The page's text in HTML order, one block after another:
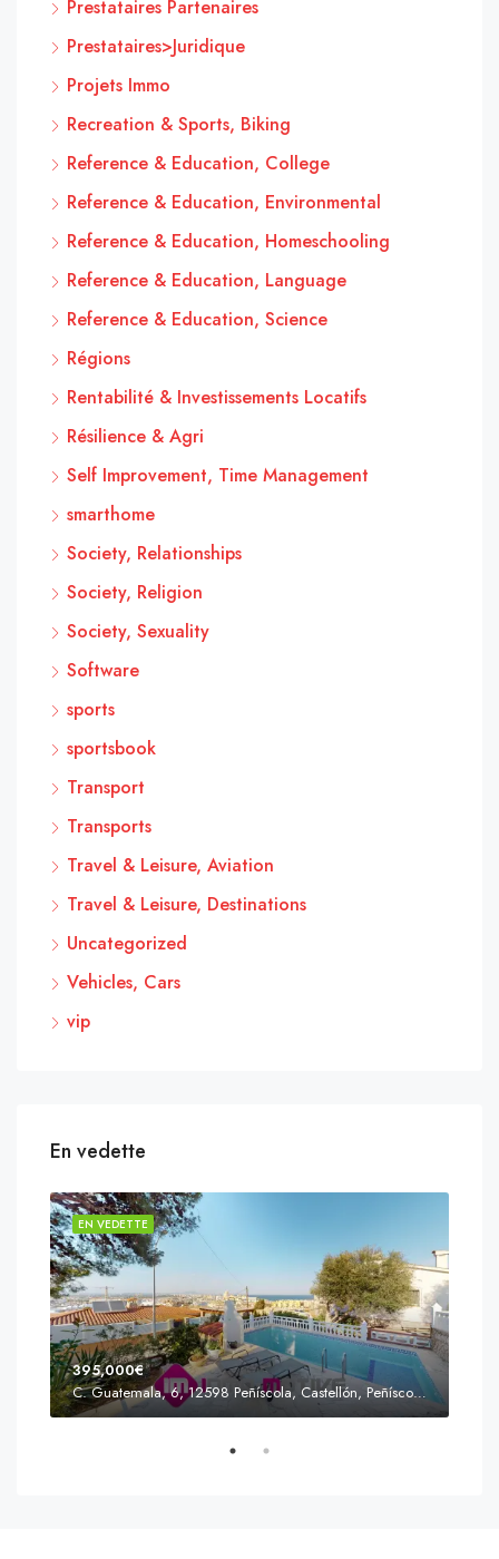
Prestataires Partenaires
Prestataires>Juridique
Projets Immo
Recreation & Sports, Biking
Reference & Education, College
Reference & Education, Environmental
Reference & Education, Homeschooling
Reference & Education, Language
Reference & Education, Science
Régions
Rentabilité & Investissements Locatifs
Résilience & Agri
Self Improvement, Time Management
smarthome
Society, Relationships
Society, Religion
Society, Sexuality
Software
sports
sportsbook
Transport
Transports
Travel & Leisure, Aviation
Travel & Leisure, Destinations
Uncategorized
Vehicles, Cars
vip
En vedette
EN VEDETTE
395,000€
C. Guatemala, 6, 12598 Peñíscola, Castellón, Peñíscola, Communauté valencienne